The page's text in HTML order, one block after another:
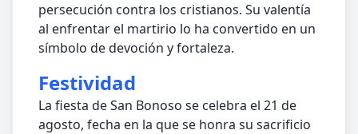
persecución contra los cristianos. Su valentía
al enfrentar el martirio lo ha convertido en un
símbolo de devoción y fortaleza.
Festividad
La fiesta de San Bonoso se celebra el 21 de
agosto, fecha en la que se honra su sacrificio